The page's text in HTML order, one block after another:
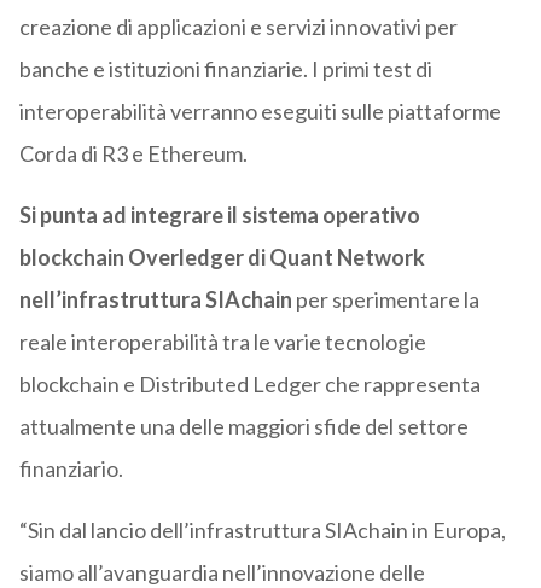
creazione di applicazioni e servizi innovativi per
banche e istituzioni finanziarie. I primi test di
interoperabilità verranno eseguiti sulle piattaforme
Corda di R3 e Ethereum.
Si punta ad integrare il sistema operativo
blockchain Overledger di Quant Network
nell’infrastruttura SIAchain per sperimentare la
reale interoperabilità tra le varie tecnologie
blockchain e Distributed Ledger che rappresenta
attualmente una delle maggiori sfide del settore
finanziario.
“Sin dal lancio dell’infrastruttura SIAchain in Europa,
siamo all’avanguardia nell’innovazione delle